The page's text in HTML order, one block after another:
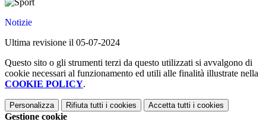
Notizie
Ultima revisione il 05-07-2024
Questo sito o gli strumenti terzi da questo utilizzati si avvalgono di
cookie necessari al funzionamento ed utili alle finalità illustrate nella
COOKIE POLICY.
Personalizza Rifiuta tutti i cookies Accetta tutti i cookies
Gestione cookie